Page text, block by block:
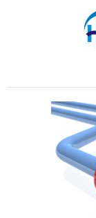
Informații de
Calitatea apei